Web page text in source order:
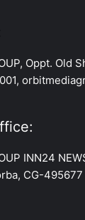
Oppt. Old
INN24
CG-495677